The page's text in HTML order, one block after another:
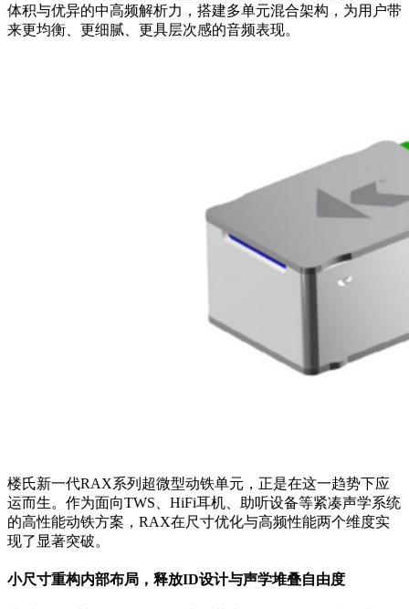
体积与优异的中高频解析力，搭建多单元混合架构，为用户带
来更均衡、更细腻、更具层次感的音频表现。
楼氏新一代RAX系列超微型动铁单元，正是在这一趋势下应
运而生。作为面向TWS、HiFi耳机、助听设备等紧凑声学系统
的高性能动铁方案，RAX在尺寸优化与高频性能两个维度实
现了显著突破。
小尺寸重构内部布局，释放ID设计与声学堆叠自由度